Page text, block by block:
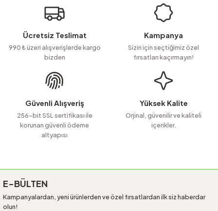
Görüş ve önerileriniz için teşekkür ederiz.
Ürün resmi kalitesiz, bozuk veya görüntülenemiyor.
Ürün açıklamasında eksik bilgiler bulunuyor.
Ürün bilgilerinde hatalar bulunuyor.
Ürün fiyatı diğer sitelerden daha pahalı.
Bu ürüne benzer farklı alternatifler olmalı.
Ücretsiz Teslimat
990 ₺ üzeri alışverişlerde kargo
bizden
Kampanya
Sizin için seçtiğimiz özel
fırsatları kaçırmayın!
Güvenli Alışveriş
256-bit SSL sertifikası ile
korunan güvenli ödeme
altyapısı
Yüksek Kalite
Orjinal, güvenilir ve kaliteli
içerikler.
E-BÜLTEN
Kampanyalardan, yeni ürünlerden ve özel fırsatlardan ilk siz haberdar
olun!